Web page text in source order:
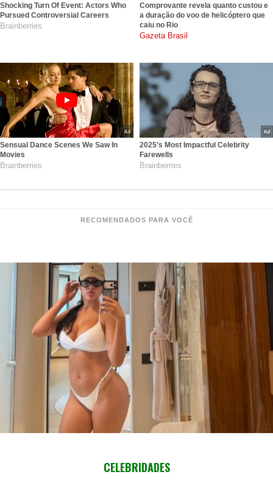
Shocking Turn Of Event: Actors Who
Pursued Controversial Careers
Brainberries
Comprovante revela quanto custou e
a duração do voo de helicóptero que
caiu no Rio
gazetabrasil.com.br
Sensual Dance Scenes We Saw In
Movies
Brainberries
2025’s Most Impactful Celebrity
Farewells
Brainberries
RECOMENDADOS PARA VOCÊ
CELEBRIDADES